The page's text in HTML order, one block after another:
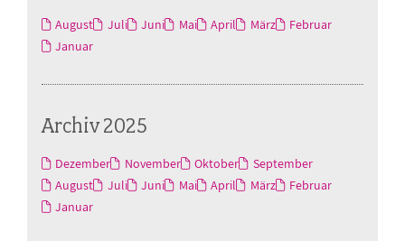
August Juli Juni Mai April März
Februar
Januar
Archiv 2025
Dezember November Oktober
September
August
Juli Juni Mai April März
Februar
Januar